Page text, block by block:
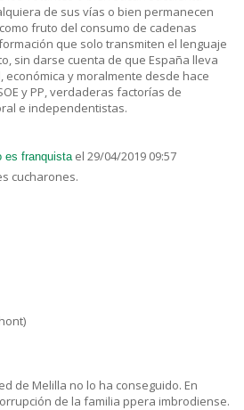
de sus vías o bien permanecen
fruto del consumo de cadenas
que solo transmiten el lenguaje
sin darse cuenta de que España lleva
y moralmente desde hace
y PP, verdaderas factorías de
e independentistas.
es franquista el 29/04/2019 09:57
cucharones.
de Melilla no lo ha conseguido. En
de la familia ppera imbrodiense.